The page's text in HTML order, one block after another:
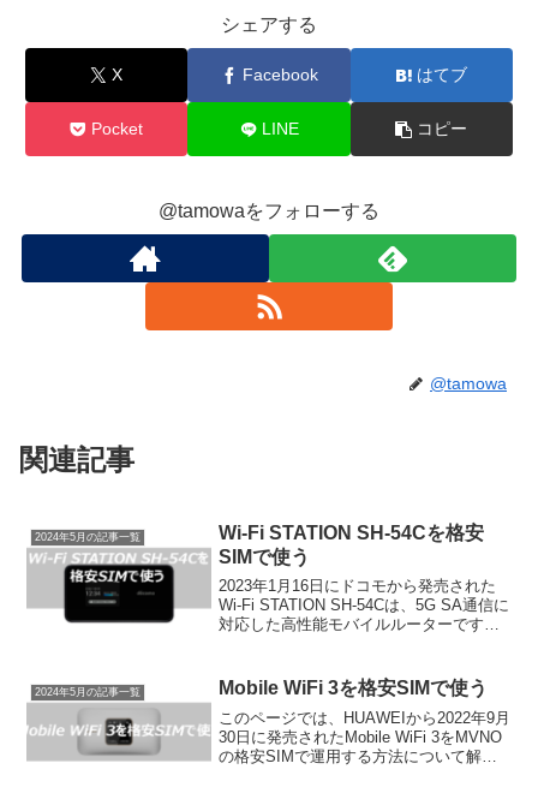
シェアする
X Facebook はてブ
Pocket LINE コピー
@tamowaをフォローする
@tamowa
関連記事
2024年5月の記事一覧
Wi-Fi STATION SH-54Cを格安
SIMで使う
2023年1月16日にドコモから発売された
Wi-Fi STATION SH-54Cは、5G SA通信に
対応した高性能モバイルルーターです。
ーザー向けの製品となっています...
2024年5月の記事一覧 Mobile WiFi 3を格安SIMで使う
このページでは、HUAWEIから2022年9月
30日に発売されたMobile WiFi 3をMVNO
の格安SIMで運用する方法について解説